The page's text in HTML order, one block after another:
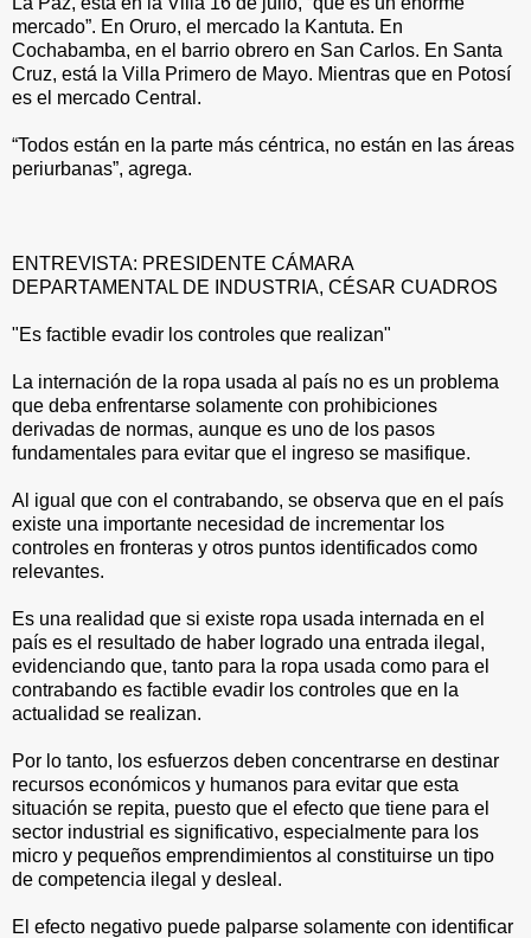
mercado”. En Oruro, el mercado la Kantuta. En
Cochabamba, en el barrio obrero en San Carlos. En Santa
Cruz, está la Villa Primero de Mayo. Mientras que en Potosí
es el mercado Central.
“Todos están en la parte más céntrica, no están en las áreas
periurbanas”, agrega.
ENTREVISTA: PRESIDENTE CÁMARA
DEPARTAMENTAL DE INDUSTRIA, CÉSAR CUADROS
"Es factible evadir los controles que realizan"
La internación de la ropa usada al país no es un problema
que deba enfrentarse solamente con prohibiciones
derivadas de normas, aunque es uno de los pasos
fundamentales para evitar que el ingreso se masifique.
Al igual que con el contrabando, se observa que en el país
existe una importante necesidad de incrementar los
controles en fronteras y otros puntos identificados como
relevantes.
Es una realidad que si existe ropa usada internada en el
país es el resultado de haber logrado una entrada ilegal,
evidenciando que, tanto para la ropa usada como para el
contrabando es factible evadir los controles que en la
actualidad se realizan.
Por lo tanto, los esfuerzos deben concentrarse en destinar
recursos económicos y humanos para evitar que esta
situación se repita, puesto que el efecto que tiene para el
sector industrial es significativo, especialmente para los
micro y pequeños emprendimientos al constituirse un tipo
de competencia ilegal y desleal.
El efecto negativo puede palparse solamente con identificar